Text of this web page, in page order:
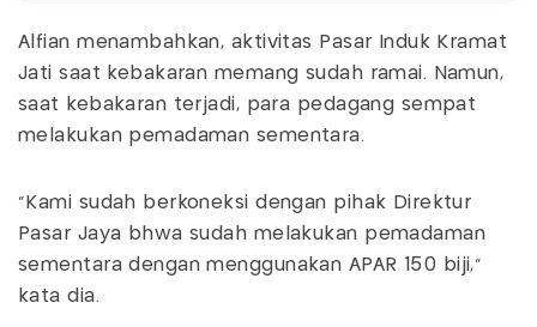
Alfian menambahkan, aktivitas Pasar Induk Kramat
Jati saat kebakaran memang sudah ramai. Namun,
saat kebakaran terjadi, para pedagang sempat
melakukan pemadaman sementara.
"Kami sudah berkoneksi dengan pihak Direktur
Pasar Jaya bhwa sudah melakukan pemadaman
sementara dengan menggunakan APAR 150 biji,"
kata dia.